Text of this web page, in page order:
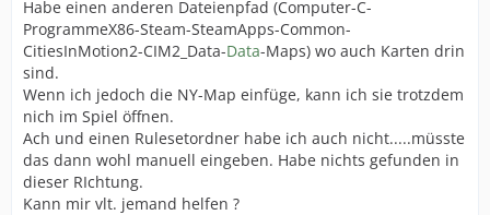
Habe einen anderen Dateienpfad (Computer-C-
ProgrammeX86-Steam-SteamApps-Common-
CitiesInMotion2-CIM2_Data-Data-Maps) wo auch Karten drin
sind.
Wenn ich jedoch die NY-Map einfüge, kann ich sie trotzdem
nich im Spiel öffnen.
Ach und einen Rulesetordner habe ich auch nicht.....müsste
das dann wohl manuell eingeben. Habe nichts gefunden in
dieser RIchtung.
Kann mir vlt. jemand helfen ?